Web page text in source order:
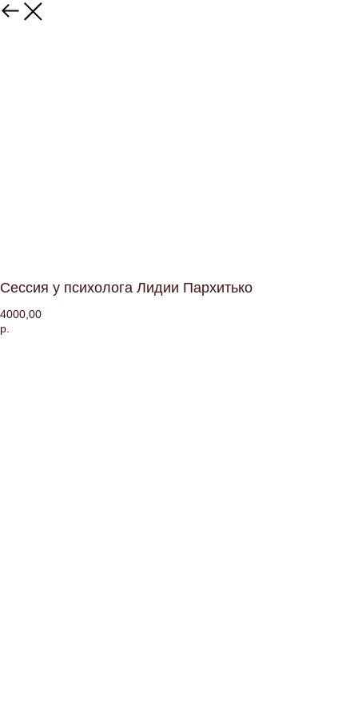
Сессия у психолога Лидии Пархитько
4000,00
р.